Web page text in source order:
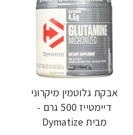
-29%
אבקת גלוטמין מיקרוני
דיימטייז 500 גרם -
מבית Dymatize